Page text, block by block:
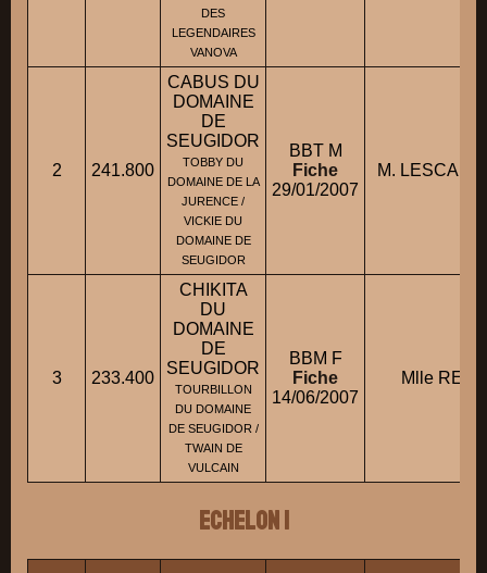
DES
LEGENDAIRES
VANOVA
2 241.800
CABUS DU
DOMAINE
DE
SEUGIDOR
TOBBY DU
DOMAINE DE LA
JURENCE /
VICKIE DU
DOMAINE DE
SEUGIDOR
BBT M
Fiche
29/01/2007
M.
3 233.400
CHIKITA
DU
DOMAINE
DE
SEUGIDOR
TOURBILLON
DU DOMAINE
DE SEUGIDOR /
TWAIN DE
VULCAIN
BBM F
Fiche
14/06/2007
Mlle REY
ECHELON 1